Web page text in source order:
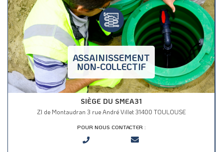
ASSAINISSEMENT
NON-COLLECTIF
SIÈGE DU SMEA31
ZI de Montaudran 3 rue André Villet 31400 TOULOUSE
POUR NOUS CONTACTER :